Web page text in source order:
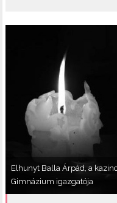
Elhunyt Balla Árpád, a
Gimnázium igazgatója